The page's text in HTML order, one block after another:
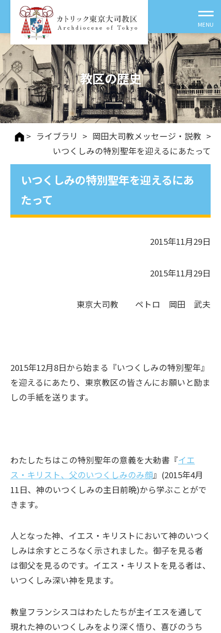
教区の歴史
> ライブラリ > 岡田大司教メッセージ・説教 >
いつくしみの特別聖年を迎えるにあたって
いつくしみの特別聖年を迎えるにあ
たって
2015年11月29日
2015年11月29日
東京大司教 ペトロ 岡田 武夫
2015年12月8日から始まる『いつくしみの特別聖年』
を迎えるにあたり、東京教区の皆さんにお願いと励ま
しの手紙を送ります。
わたしたちはこの特別聖年の意義を大勅書『イエ
ス・キリスト、父のいつくしみのみ顔』(2015年4月
11日、神のいつくしみの主日前晩)から学ぶことがで
きます。
人となった神、イエス・キリストにおいて神のいつく
しみは余すところなく示されました。御子を見る者
は御父を見るのです。イエス・キリストを見る者は、
いつくしみ深い神を見ます。
教皇フランシスコはわたしたちが主イエスを通して
現れた神のいつくしみをより深く悟り、喜びのうち